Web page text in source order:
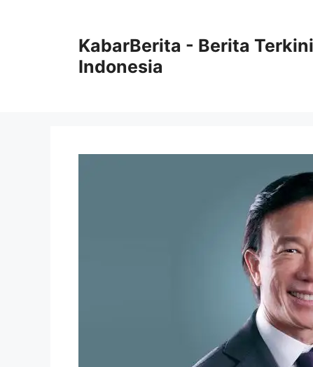
KabarBerita - Berita
Indonesia